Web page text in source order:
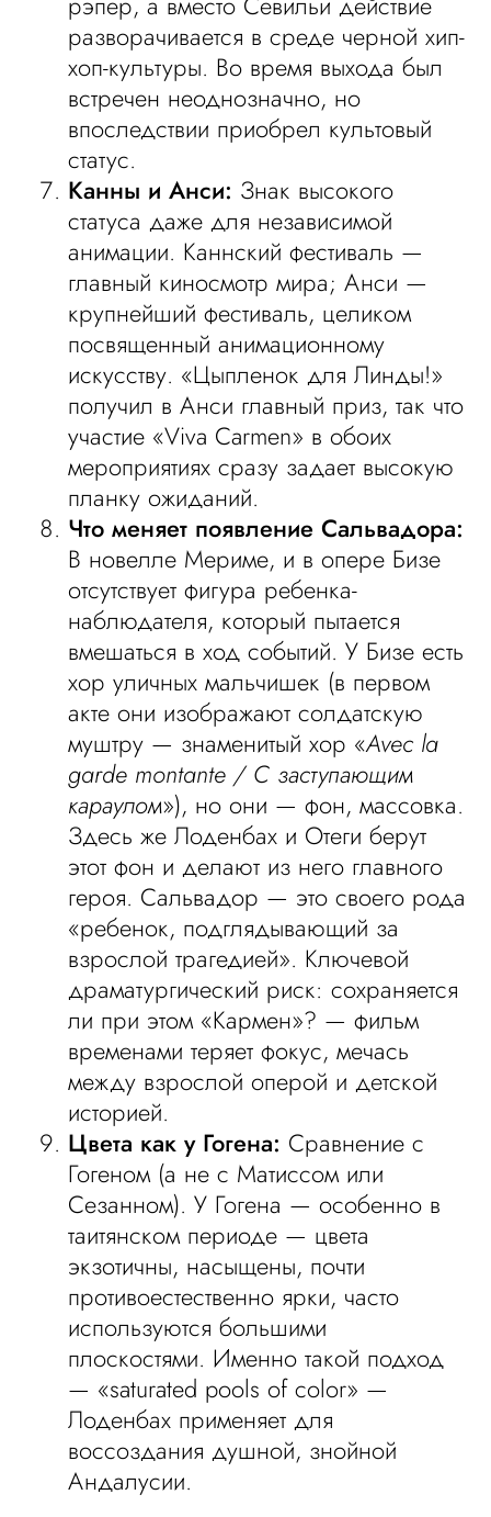
разворачивается в среде черной хип-
хоп-культуры. Во время выхода был
встречен неоднозначно, но
впоследствии приобрел культовый
статус.
Канны и Анси: Знак высокого
статуса даже для независимой
анимации. Каннский фестиваль —
главный киносмотр мира; Анси —
крупнейший фестиваль, целиком
посвященный анимационному
искусству. «Цыпленок для Линды!»
получил в Анси главный приз, так что
участие «Viva Carmen» в обоих
мероприятиях сразу задает высокую
планку ожиданий.
Что меняет появление Сальвадора:
В новелле Мериме, и в опере Бизе
отсутствует фигура ребенка-
наблюдателя, который пытается
вмешаться в ход событий. У Бизе есть
хор уличных мальчишек (в первом
акте они изображают солдатскую
муштру — знаменитый хор «Avec la
garde montante / С заступающим
караулом»), но они — фон, массовка.
Здесь же Лоденбах и Отеги берут
этот фон и делают из него главного
героя. Сальвадор — это своего рода
«ребенок, подглядывающий за
взрослой трагедией». Ключевой
драматургический риск: сохраняется
ли при этом «Кармен»? — фильм
временами теряет фокус, мечась
между взрослой оперой и детской
историей.
Цвета как у Гогена: Сравнение с
Гогеном (а не с Матиссом или
Сезанном). У Гогена — особенно в
таитянском периоде — цвета
экзотичны, насыщены, почти
противоестественно ярки, часто
используются большими
плоскостями. Именно такой подход
— «saturated pools of color» —
Лоденбах применяет для
воссоздания душной, знойной
Андалусии.